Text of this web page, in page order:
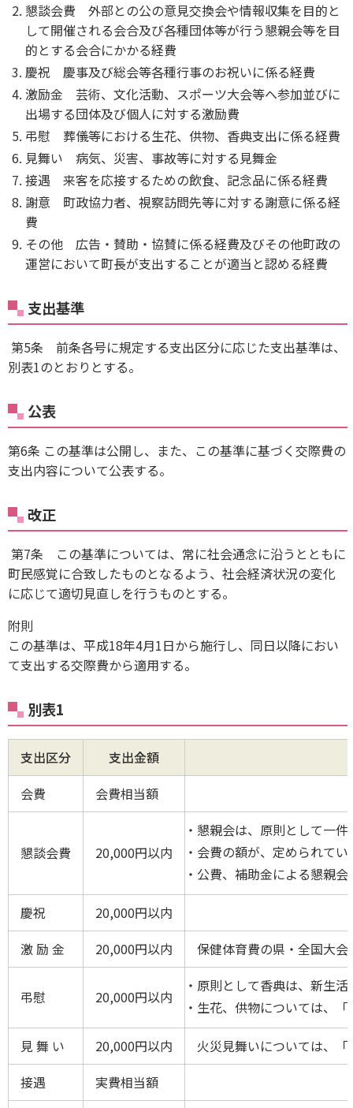
懇談会費 外部との公の意見交換会や情報収集を目的と
して開催される会合及び各種団体等が行う懇親会等を目
的とする会合にかかる経費
慶祝 慶事及び総会等各種行事のお祝いに係る経費
激励金 芸術、文化活動、スポーツ大会等へ参加並びに
出場する団体及び個人に対する激励費
弔慰 葬儀等における生花、供物、香典支出に係る経費
見舞い 病気、災害、事故等に対する見舞金
接遇 来客を応接するための飲食、記念品に係る経費
謝意 町政協力者、視察訪問先等に対する謝意に係る経
費
その他 広告・賛助・協賛に係る経費及びその他町政の
運営において町長が支出することが適当と認める経費
支出基準
第5条 前条各号に規定する支出区分に応じた支出基準は、
別表1のとおりとする。
公表
第6条 この基準は公開し、また、この基準に基づく交際費の
支出内容について公表する。
改正
第7条 この基準については、常に社会通念に沿うとともに
町民感覚に合致したものとなるよう、社会経済状況の変化
に応じて適切見直しを行うものとする。
附則
この基準は、平成18年4月1日から施行し、同日以降におい
て支出する交際費から適用する。
別表1
支出区分
支出金額
会費
会費相当額
懇談会費 20,000円以内
懇親会は、原則として一
会費の額が、定められて
公費、補助金による懇親
慶祝
20,000円以内
激 励 金
20,000円以内 保健体育費の県・全国大
弔慰 20,000円以内
原則として香典は、新生
生花、供物については、
見 舞 い 20,000円以内
火災見舞いについては、
接遇
実費相当額